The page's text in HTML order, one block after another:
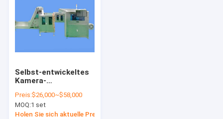
Selbst-entwickeltes
Kamera-
System mit Ai-
Algorithmus
Preis:$26,000~$58,000
MOQ:1 set
Holen Sie sich aktuelle Preis